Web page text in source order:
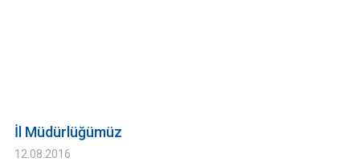
İl Müdürlüğümüz
12.08.2016